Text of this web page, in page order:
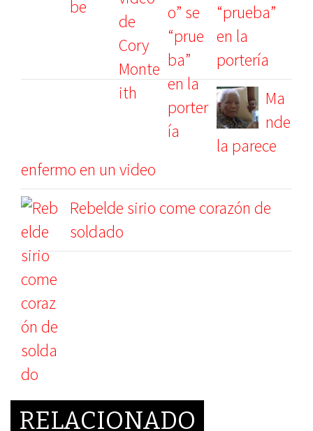
“prueba”
en la
portería
Ma
nde
la parece
enfermo en un video
Rebelde sirio come corazón de
soldado
RELACIONADO